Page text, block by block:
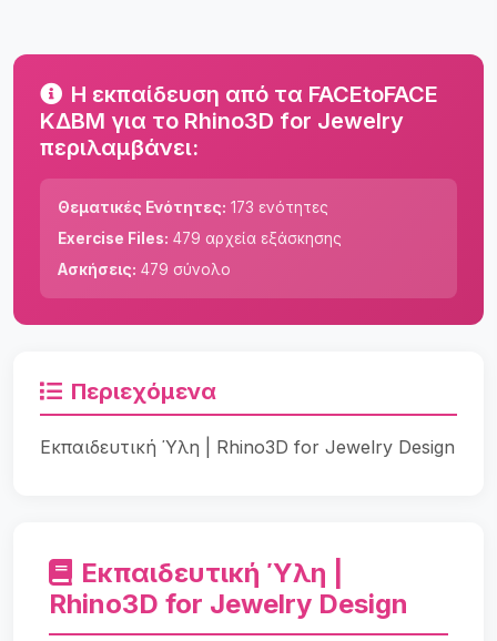
Η εκπαίδευση από τα FACEtoFACE
ΚΔΒΜ για το Rhino3D for Jewelry
περιλαμβάνει:
Θεματικές Ενότητες: 173 ενότητες
Exercise Files: 479 αρχεία εξάσκησης
Ασκήσεις: 479 σύνολο
Περιεχόμενα
Εκπαιδευτική Ύλη | Rhino3D for Jewelry Design
Εκπαιδευτική Ύλη |
Rhino3D for Jewelry Design